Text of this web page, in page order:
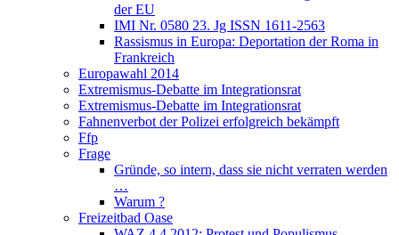
der EU
IMI Nr. 0580 23. Jg ISSN 1611-2563
Rassismus in Europa: Deportation der Roma in
Frankreich
Europawahl 2014
Extremismus-Debatte im Integrationsrat
Extremismus-Debatte im Integrationsrat
Fahnenverbot der Polizei erfolgreich bekämpft
Ffp
Frage
Gründe, so intern, dass sie nicht verraten werden
…
Warum ?
Freizeitbad Oase